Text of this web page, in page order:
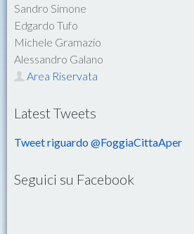
Sandro Simone
Edgardo Tufo
Michele Gramazio
Alessandro Galano
Area Riservata
Latest Tweets
Tweet riguardo @FoggiaCittaAper
Seguici su Facebook